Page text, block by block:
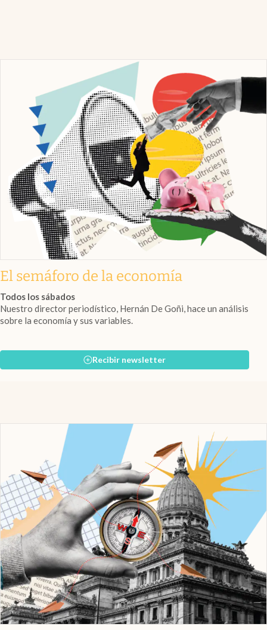
El semáforo de la economía
Todos los sábados
Nuestro director periodístico, Hernán De Goñi, hace un análisis
sobre la economía y sus variables.
Recibir newsletter